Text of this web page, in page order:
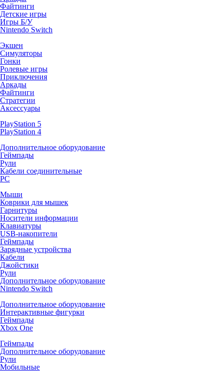
Файтинги
Детские игры
Игры Б/У
Nintendo Switch
Экшен
Симуляторы
Гонки
Ролевые игры
Приключения
Аркады
Файтинги
Стратегии
Аксессуары
PlayStation 5
PlayStation 4
Дополнительное оборудование
Геймпады
Рули
Кабели соединительные
PC
Мыши
Коврики для мышек
Гарнитуры
Носители информации
Клавиатуры
USB-накопители
Геймпады
Зарядные устройства
Кабели
Джойстики
Рули
Дополнительное оборудование
Nintendo Switch
Дополнительное оборудование
Интерактивные фигурки
Геймпады
Xbox One
Геймпады
Дополнительное оборудование
Рули
Мобильные